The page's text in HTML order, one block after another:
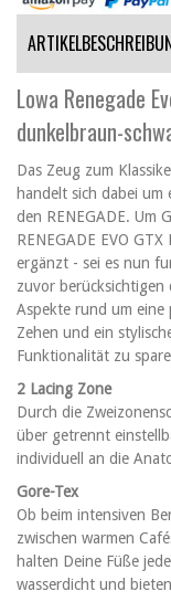
Lowa Renegade
dunkelbraun-
Das Zeug zum
handelt sich dabei um
den RENEGADE. Um
RENEGADE EVO
ergänzt - sei es nun
zuvor
Aspekte rund um eine
Zehen und ein
Funktionalität zu
2 Lacing Zone
Durch die
über getrennt
individuell an die
Gore-Tex
Ob beim intensiven
zwischen warmen
halten Deine Füße
wasserdicht und